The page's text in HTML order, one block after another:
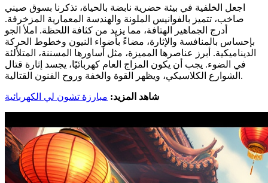
اجعل الخلفية في بيئة حضرية نابضة بالحياة، تذكرنا بسوق صيني
صاخب، تتميز بالفوانيس الملونة والهندسة المعمارية المزخرفة.
أدرج الجماهير الهتافة، مما يزيد من كثافة اللحظة. املأ الجو
بإحساس بالمنافسة والإثارة، مضاءً بأضواء النيون وخطوط الحركة
الديناميكية. أبرز عناصرها المميزة، مثل أساورها المسننة، المتلألئة
في الضوء. يجب أن يكون المزاج العام كهربائيًا، يجسد إثارة قتال
الشوارع الكلاسيكي، ويظهر القوة والخفة وروح الفنون القتالية.
شاهد المزيد: مبارزة تشون لي الكهربائية